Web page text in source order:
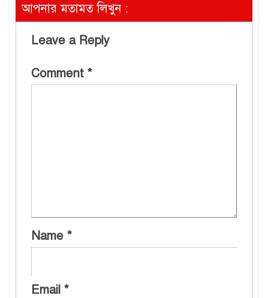
আপনার মতামত লিখুন :
Leave a Reply
Comment *
Name *
Email *